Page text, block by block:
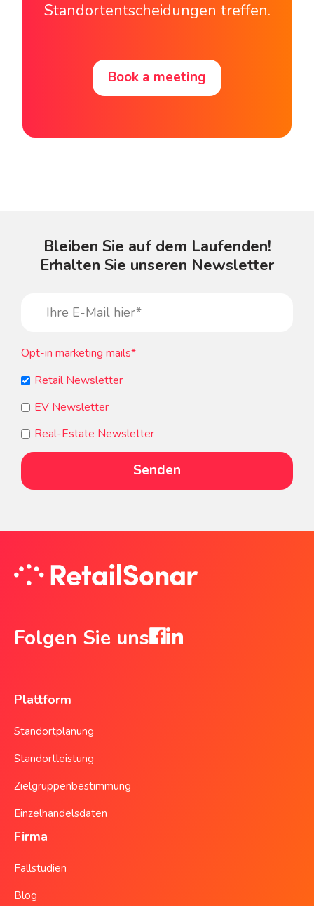
Standortentscheidungen treffen.
Book a meeting
Bleiben Sie auf dem Laufenden!
Erhalten Sie unseren Newsletter
Opt-in marketing mails*
Retail Newsletter
EV Newsletter
Real-Estate Newsletter
Folgen Sie uns
Plattform
Standortplanung
Standortleistung
Zielgruppenbestimmung
Einzelhandelsdaten
Firma
Fallstudien
Blog